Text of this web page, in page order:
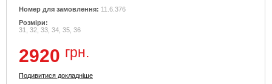
Номер для замовлення: 11.6.376
Розміри:
31, 32, 33, 34, 35, 36
2920 грн.
Подивитися докладніше